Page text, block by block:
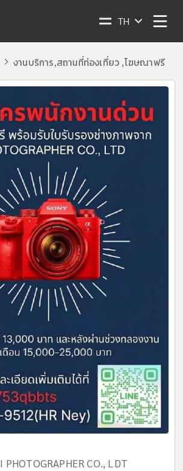
TH
งานบริการ,สถานที่ท่องเที่ยว ,โฆษณาฟรี
I PHOTOGRAPHER CO., LDT